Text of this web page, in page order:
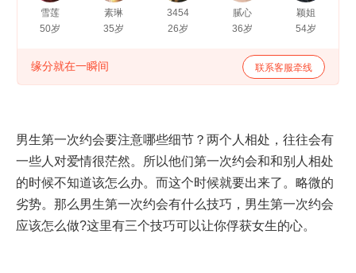
雪莲
50岁
素琳
35岁
3454
26岁
腻心
36岁
颖姐
54岁
缘分就在一瞬间 联系客服牵线
男生第一次约会要注意哪些细节？两个人相处，往往会有
一些人对爱情很茫然。所以他们第一次约会和和别人相处
的时候不知道该怎么办。而这个时候就要出来了。略微的
劣势。那么男生第一次约会有什么技巧，男生第一次约会
应该怎么做?这里有三个技巧可以让你俘获女生的心。